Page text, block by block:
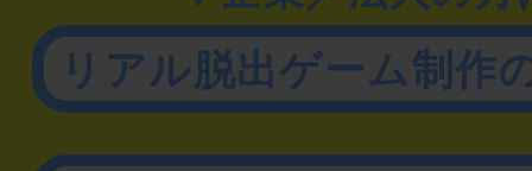
リアル脱出ゲーム制作